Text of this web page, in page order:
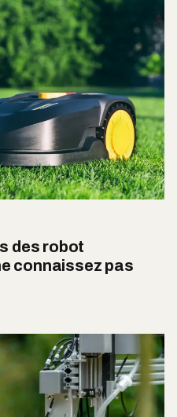
des robot
connaissez pas